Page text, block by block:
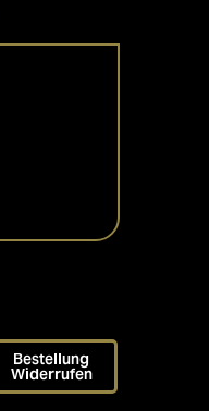
Bestellung
Widerrufen